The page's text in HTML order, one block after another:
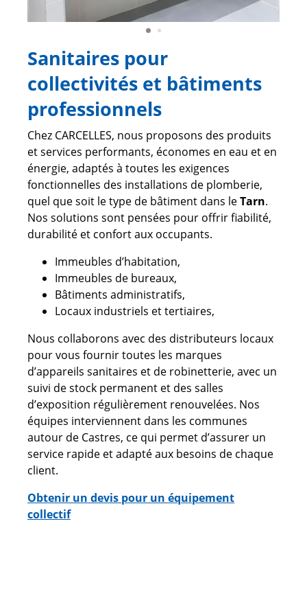
Sanitaires pour
collectivités et bâtiments
professionnels
Chez CARCELLES, nous proposons des produits
et services performants, économes en eau et en
énergie, adaptés à toutes les exigences
fonctionnelles des installations de plomberie,
quel que soit le type de bâtiment dans leTarn.
Nos solutions sont pensées pour offrir fiabilité,
durabilité et confort aux occupants.
Immeubles d’habitation,
Immeubles de bureaux,
Bâtiments administratifs,
Locaux industriels et tertiaires,
Nous collaborons avec des distributeurs locaux
pour vous fournir toutes les marques
d’appareils sanitaires et de robinetterie, avec un
suivi de stock permanent et des salles
d’exposition régulièrement renouvelées. Nos
équipes interviennent dans les communes
autour de Castres, ce qui permet d’assurer un
service rapide et adapté aux besoins de chaque
client.
Obtenir un devis pour un équipement
collectif